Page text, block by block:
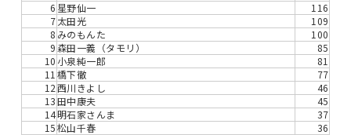
6 星野仙一
116
7太田光
109
8 みのもんた
100
9森田一義（タモリ）
85
10 小泉純一郎
81
11 橋下徹
77
12西川きよし
46
13田中康夫
45
14明石家さんま
37
15松山千春 36